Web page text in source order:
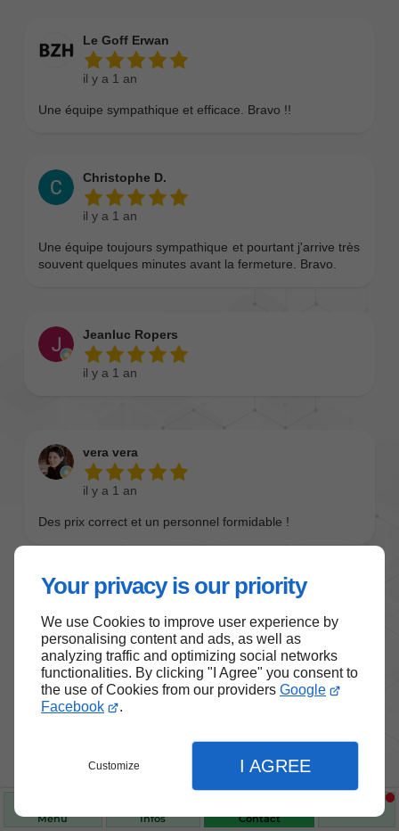
Your privacy is our priority
We use Cookies to improve user experience by
personalising content and ads, as well as
analyzing traffic and optimizing social networks
functionalities. By clicking "I Agree" you consent to
the use of Cookies from our providers Google
Facebook
.
Customize I AGREE
Menu Infos Contact
Nos produits de santé et de